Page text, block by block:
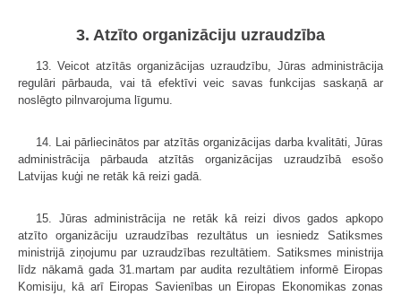
3. Atzīto organizāciju uzraudzība
13. Veicot atzītās organizācijas uzraudzību, Jūras administrācija
regulāri pārbauda, vai tā efektīvi veic savas funkcijas saskaņā ar
noslēgto pilnvarojuma līgumu.
14. Lai pārliecinātos par atzītās organizācijas darba kvalitāti, Jūras
administrācija pārbauda atzītās organizācijas uzraudzībā esošo
Latvijas kuģi ne retāk kā reizi gadā.
15. Jūras administrācija ne retāk kā reizi divos gados apkopo
atzīto organizāciju uzraudzības rezultātus un iesniedz Satiksmes
ministrijā ziņojumu par uzraudzības rezultātiem. Satiksmes ministrija
līdz nākamā gada 31.martam par audita rezultātiem informē Eiropas
Komisiju, kā arī Eiropas Savienības un Eiropas Ekonomikas zonas